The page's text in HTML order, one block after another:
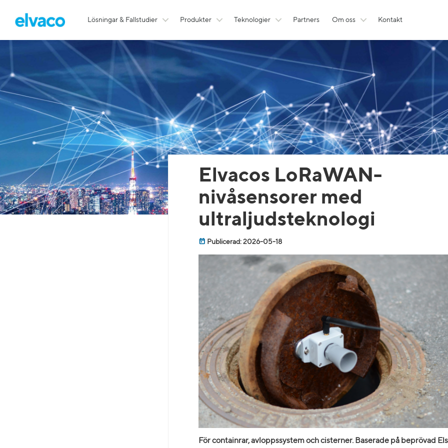
Lösningar & Fallstudier Produkter Teknologier Partners Om oss Kontakt
Elvacos LoRaWAN-
nivåsensorer med
ultraljudsteknologi
Publicerad: 2026-05-18
För containrar, avloppssystem och cisterner. Baserade på beprövad